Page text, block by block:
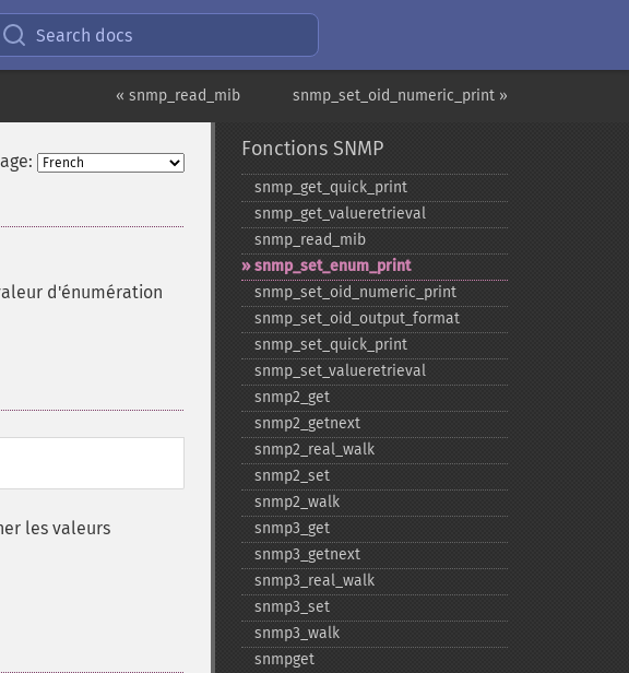
Search docs
snmp_set_oid_numeric_print »
« snmp_read_mib
d'énumération
les valeurs
Fonctions SNMP
snmp_​get_​quick_​print
snmp_​get_​valueretrieval
snmp_​read_​mib
snmp_​set_​enum_​print
snmp_​set_​oid_​numeric_​print
snmp_​set_​oid_​output_​format
snmp_​set_​quick_​print
snmp_​set_​valueretrieval
snmp2_​get
snmp2_​getnext
snmp2_​real_​walk
snmp2_​set
snmp2_​walk
snmp3_​get
snmp3_​getnext
snmp3_​real_​walk
snmp3_​set
snmp3_​walk
snmpget